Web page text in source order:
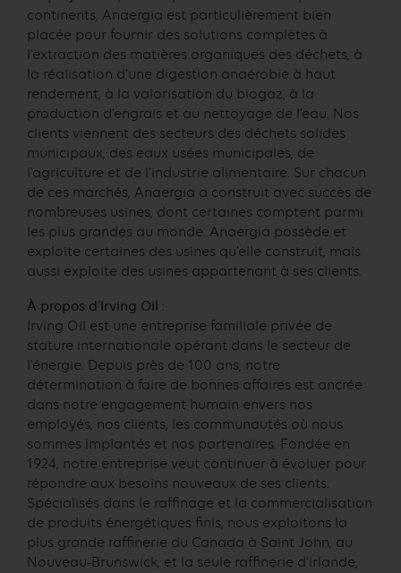
continents, Anaergia est particulièrement bien
placée pour fournir des solutions complètes à
l’extraction des matières organiques des déchets, à
la réalisation d’une digestion anaérobie à haut
rendement, à la valorisation du biogaz, à la
production d’engrais et au nettoyage de l’eau. Nos
clients viennent des secteurs des déchets solides
municipaux, des eaux usées municipales, de
l’agriculture et de l’industrie alimentaire. Sur chacun
de ces marchés, Anaergia a construit avec succès de
nombreuses usines, dont certaines comptent parmi
les plus grandes au monde. Anaergia possède et
exploite certaines des usines qu’elle construit, mais
aussi exploite des usines appartenant à ses clients.
À propos d’Irving Oil :
Irving Oil est une entreprise familiale privée de
stature internationale opérant dans le secteur de
l’énergie. Depuis près de 100 ans, notre
détermination à faire de bonnes affaires est ancrée
dans notre engagement humain envers nos
employés, nos clients, les communautés où nous
sommes implantés et nos partenaires. Fondée en
1924, notre entreprise veut continuer à évoluer pour
répondre aux besoins nouveaux de ses clients.
Spécialisés dans le raffinage et la commercialisation
de produits énergétiques finis, nous exploitons la
plus grande raffinerie du Canada à Saint John, au
Nouveau-Brunswick, et la seule raffinerie d’Irlande,